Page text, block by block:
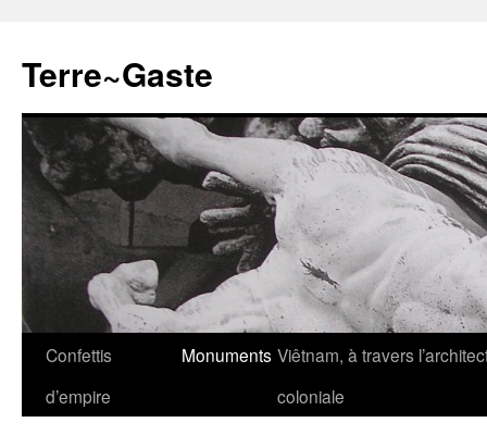
contenu
Terre~Gaste
Confettis
d’empire
Monuments Viêtnam, à travers
coloniale